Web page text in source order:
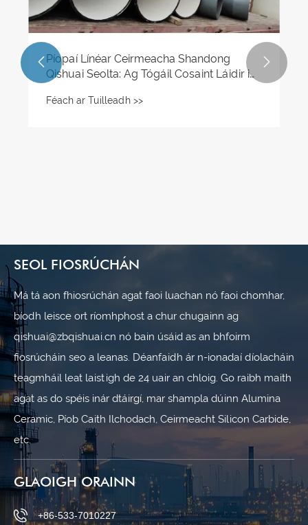
 
SEOL FIOSRÚCHÁN
Má tá aon fhiosrúchán agat faoi luachan nó faoi chomhar,
bíodh leisce ort ríomhphost a chur chugainn ag
qishuai@zbqishuai.cn nó bain úsáid as an bhfoirm
fiosrúcháin seo a leanas. Déanfaidh ár n-ionadaí díolacháin
teagmháil leat laistigh de 24 uair an chloig. Go raibh maith
agat as do spéis inár dtáirgí, mar shampla dúinn Alumina
Ceramic, Píob Caith Ilchodach, Ceirmeacht Silicon Carbide,
etc.
GLAOIGH ORAINN
+86-533-7010227